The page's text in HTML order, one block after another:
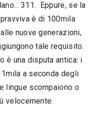
311. Eppure, se la
è di 100mila
nuove generazioni,
tale requisito.
è una disputa antica: i
a seconda degli
lingue scompaiono o
velocemente.